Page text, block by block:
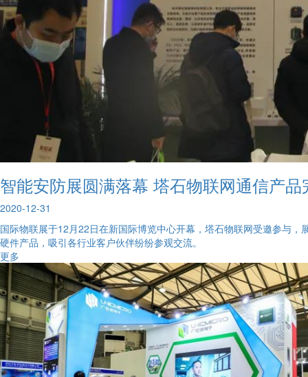
智能安防展圆满落幕 塔石物联网通信产品
2020-12-31
国际物联展于12月22日在新国际博览中心开幕，塔石物联网受邀参与
硬件产品，吸引各行业客户伙伴纷纷参观交流。
更多